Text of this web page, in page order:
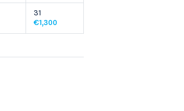
31
€1,300